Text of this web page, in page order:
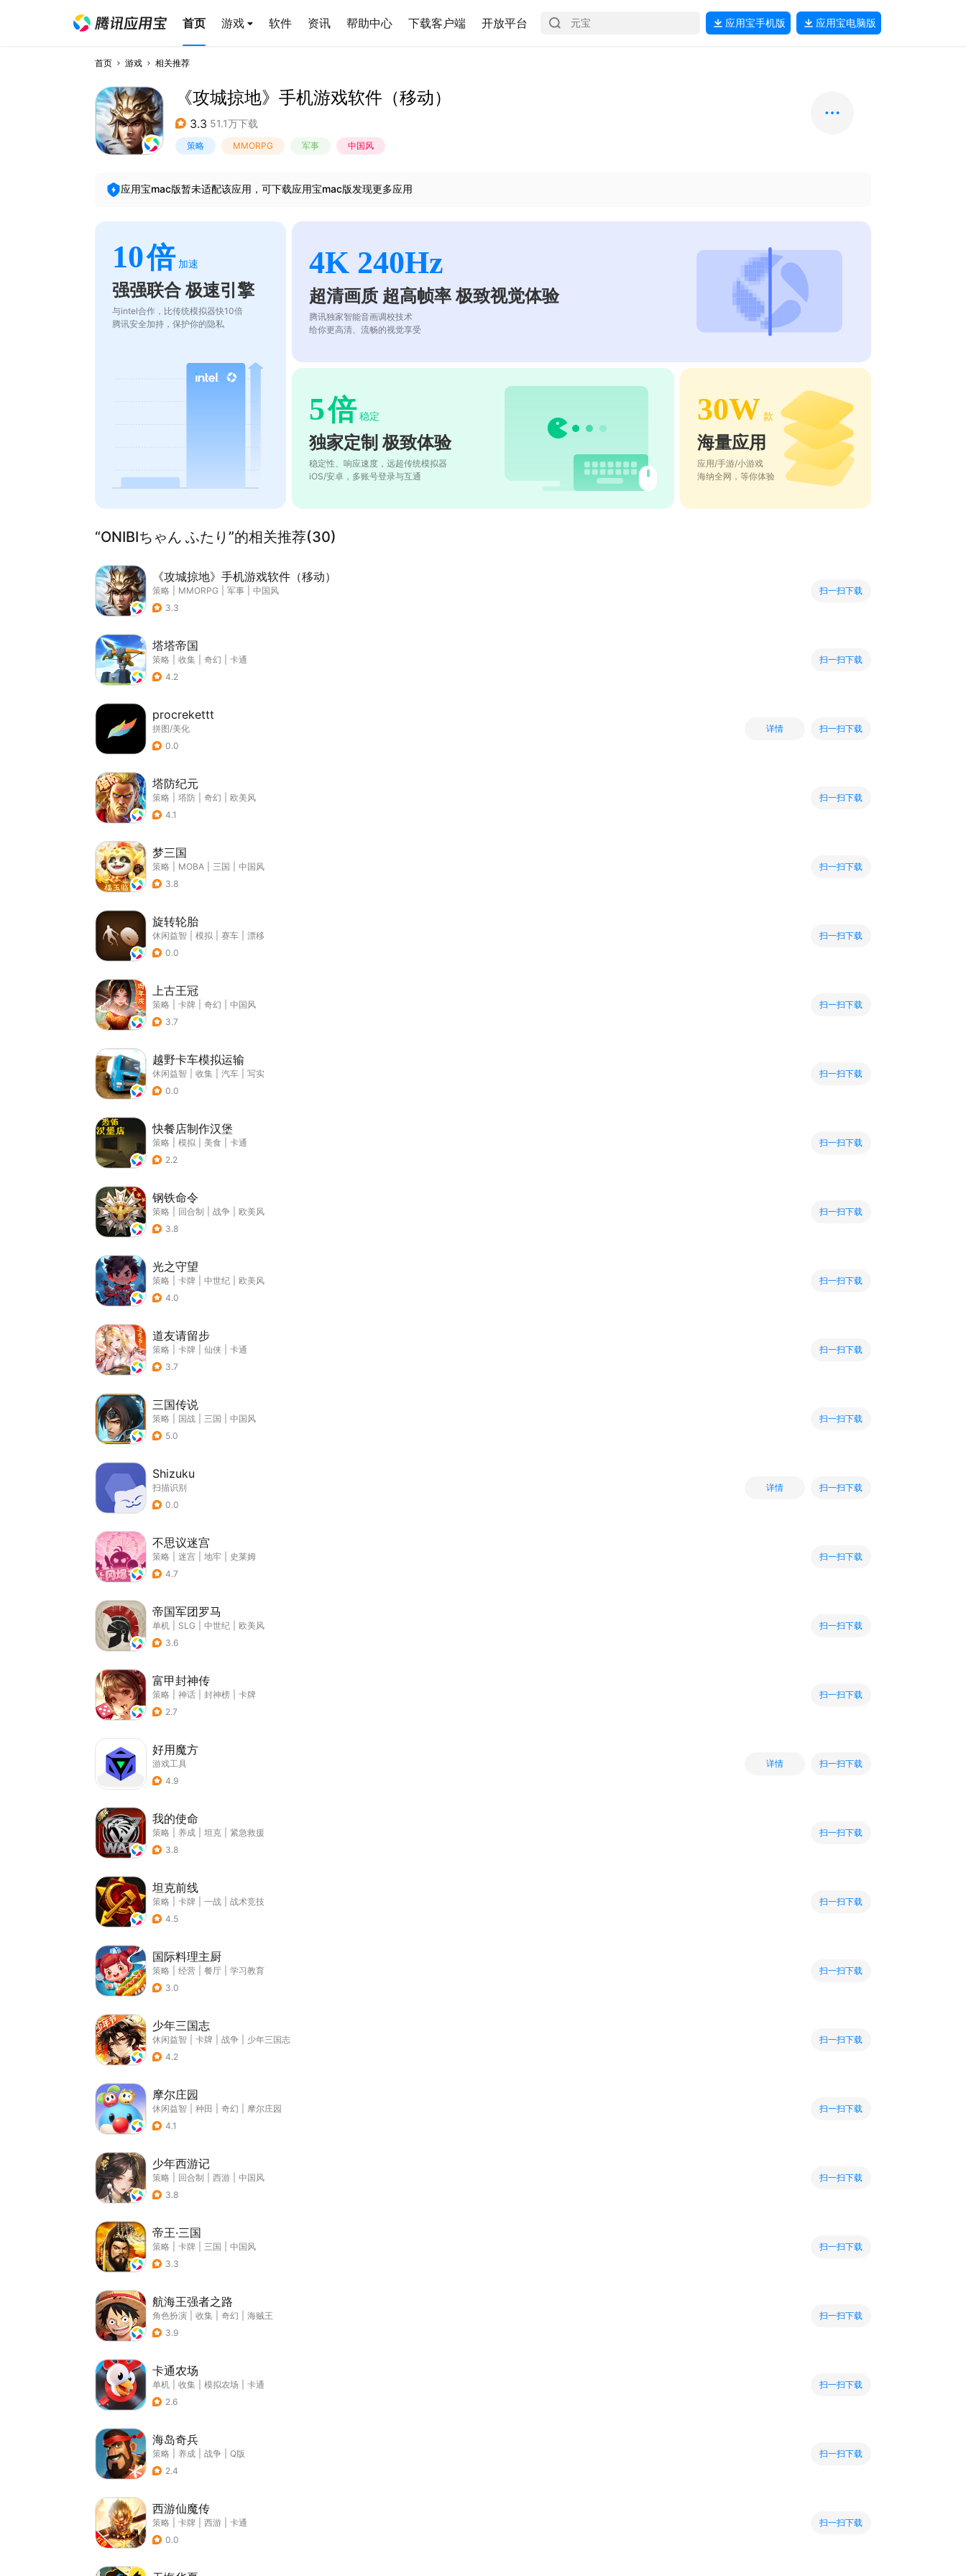
首页 游戏 软件 资讯 帮助中心 下载客户端 开放平台 应用宝手机版 应用宝电脑版
首页 游戏 相关推荐
《攻城掠地》手机游戏软件（移动）
3.3 51.1万下载
策略 MMORPG 军事 中国风
应用宝mac版暂未适配该应用，可下载应用宝mac版发现更多应用
10倍 加速
强强联合 极速引擎
与intel合作，比传统模拟器快10倍
腾讯安全加持，保护你的隐私
4K 240Hz
超清画质 超高帧率 极致视觉体验
腾讯独家智能音画调校技术
给你更高清、流畅的视觉享受
5倍 稳定
独家定制 极致体验
稳定性、响应速度，远超传统模拟器
iOS/安卓，多账号登录与互通
30W 款
海量应用
应用/手游/小游戏
海纳全网，等你体验
“ONIBIちゃん ふたり”的相关推荐(30)
《攻城掠地》手机游戏软件（移动）
策略 MMORPG 军事
中国风
3.3
扫一扫下载
塔塔帝国
策略 收集 奇幻
卡通
4.2
扫一扫下载
procrekettt
拼图/美化
0.0
详情 扫一扫下载
塔防纪元
策略 塔防 奇幻
欧美风
4.1
扫一扫下载
梦三国
策略 MOBA 三国
中国风
3.8
扫一扫下载
旋转轮胎
休闲益智 模拟 赛车
漂移
0.0
扫一扫下载
上古王冠
策略 卡牌 奇幻
中国风
3.7
扫一扫下载
越野卡车模拟运输
休闲益智 收集 汽车
写实
0.0
扫一扫下载
快餐店制作汉堡
策略 模拟 美食
卡通
2.2
扫一扫下载
钢铁命令
策略 回合制 战争
欧美风
3.8
扫一扫下载
光之守望
策略 卡牌 中世纪
欧美风
4.0
扫一扫下载
道友请留步
策略 卡牌 仙侠
卡通
3.7
扫一扫下载
三国传说
策略 国战 三国
中国风
5.0
扫一扫下载
Shizuku
扫描识别
0.0
详情 扫一扫下载
不思议迷宫
策略 迷宫 地牢
史莱姆
4.7
扫一扫下载
帝国军团罗马
单机 SLG 中世纪
欧美风
3.6
扫一扫下载
富甲封神传
策略 神话 封神榜
卡牌
2.7
扫一扫下载
好用魔方
游戏工具
4.9
详情 扫一扫下载
我的使命
策略 养成 坦克
紧急救援
3.8
扫一扫下载
坦克前线
策略 卡牌 一战
战术竞技
4.5
扫一扫下载
国际料理主厨
策略 经营 餐厅
学习教育
3.0
扫一扫下载
少年三国志
休闲益智 卡牌 战争
少年三国志
4.2
扫一扫下载
摩尔庄园
休闲益智 种田 奇幻
摩尔庄园
4.1
扫一扫下载
少年西游记
策略 回合制 西游
中国风
3.8
扫一扫下载
帝王·三国
策略 卡牌 三国
中国风
3.3
扫一扫下载
航海王强者之路
角色扮演 收集 奇幻
海贼王
3.9
扫一扫下载
卡通农场
单机 收集 模拟农场
卡通
2.6
扫一扫下载
海岛奇兵
策略 养成 战争
Q版
2.4
扫一扫下载
西游仙魔传
策略 卡牌 西游
卡通
0.0
扫一扫下载